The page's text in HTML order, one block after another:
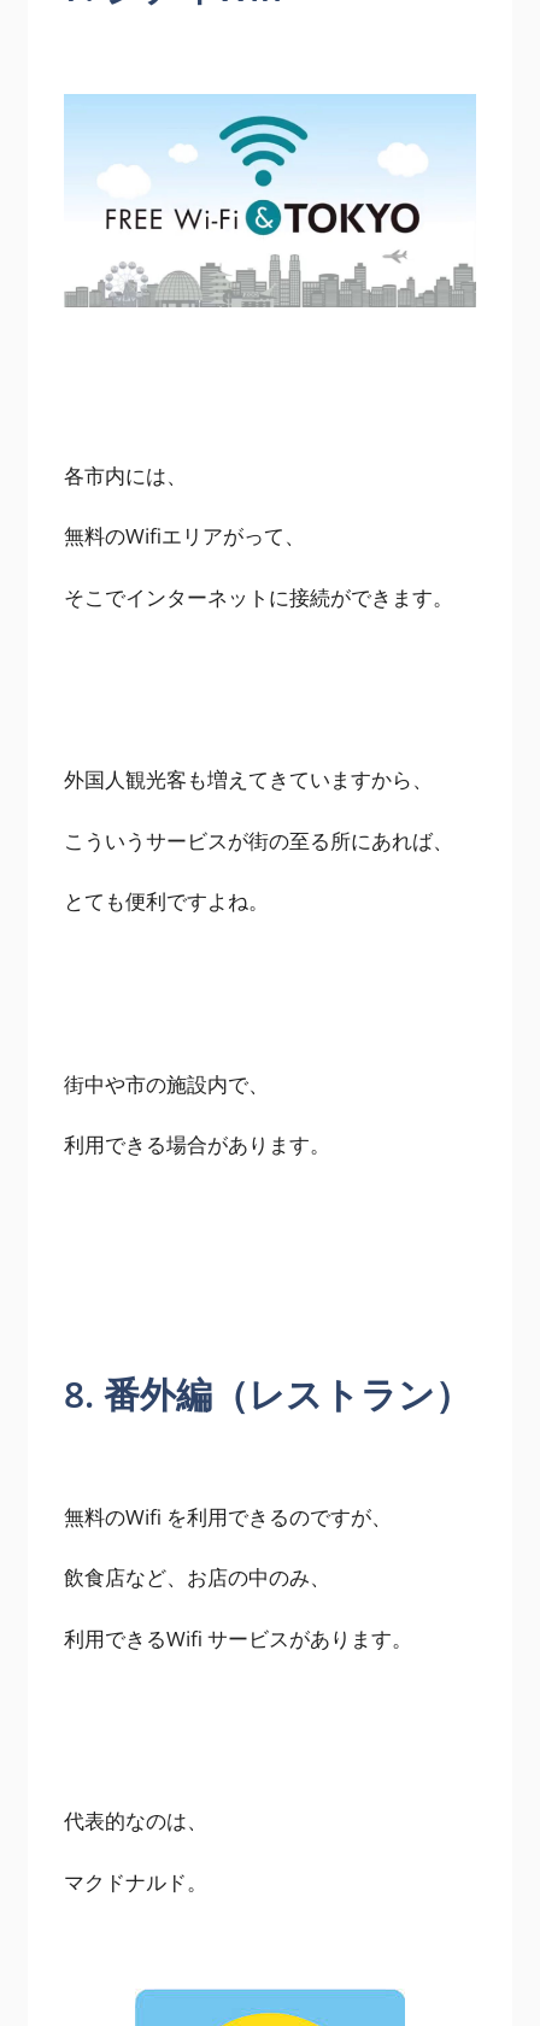
各市内には、
無料のWifiエリアがって、
そこでインターネットに接続ができます。
外国人観光客も増えてきていますから、
こういうサービスが街の至る所にあれば、
とても便利ですよね。
街中や市の施設内で、
利用できる場合があります。
8. 番外編（レストラン）
無料のWifi を利用できるのですが、
飲食店など、お店の中のみ、
利用できるWifi サービスがあります。
代表的なのは、
マクドナルド。